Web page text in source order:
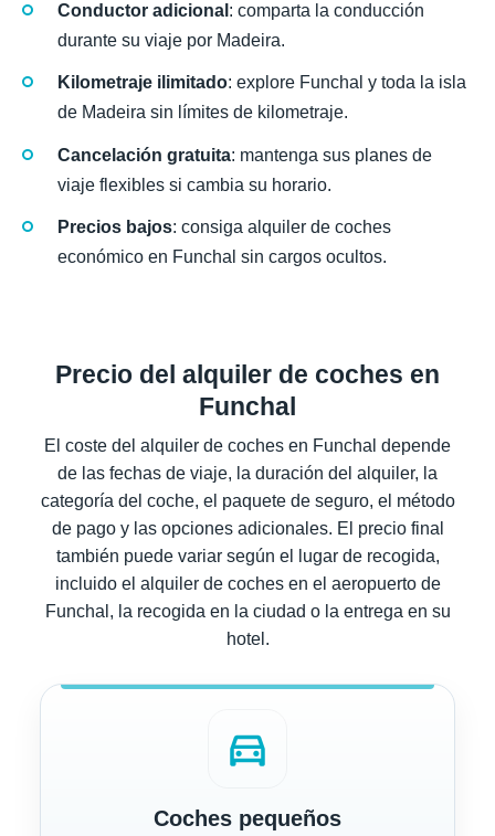
Conductor adicional : comparta la conducción
durante su viaje por Madeira.
Kilometraje ilimitado: explore Funchal y toda la isla
de Madeira sin límites de kilometraje.
Cancelación gratuita: mantenga sus planes de
viaje flexibles si cambia su horario.
Precios bajos: consiga alquiler de coches
económico en Funchal sin cargos ocultos.
Precio del alquiler de coches en
Funchal
El coste del alquiler de coches en Funchal depende
de las fechas de viaje, la duración del alquiler, la
categoría del coche, el paquete de seguro, el método
de pago y las opciones adicionales. El precio final
también puede variar según el lugar de recogida,
incluido el alquiler de coches en el aeropuerto de
Funchal, la recogida en la ciudad o la entrega en su
hotel.
directions_car
Coches pequeños